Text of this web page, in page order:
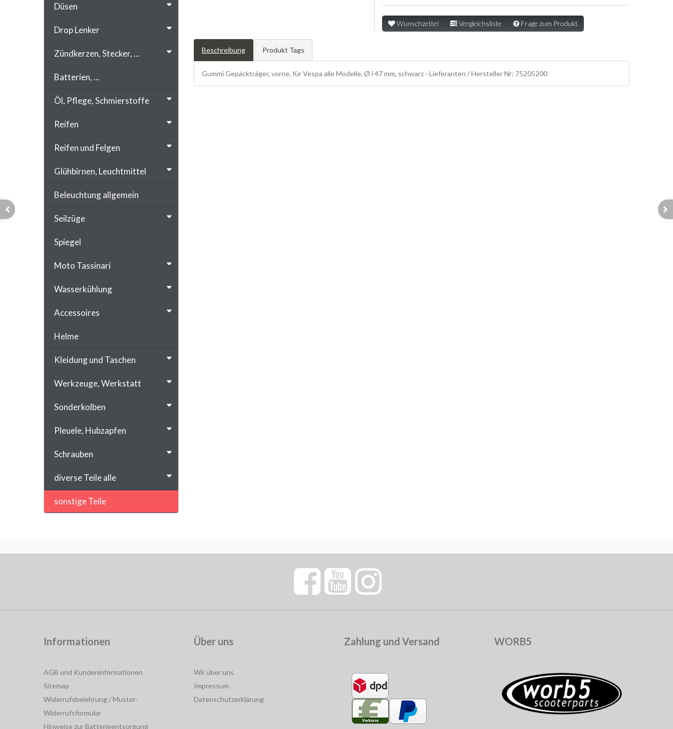
Wunschzettel Vergleichsliste Frage zum Produkt
Beschreibung Produkt Tags
Gummi Gepäckträger, vorne, für Vespa alle Modelle, Ø i 47 mm, schwarz - Lieferanten / Hersteller Nr: 75205200
Düsen
Drop Lenker
Zündkerzen, Stecker, ...
Batterien, ...
Öl, Pflege, Schmierstoffe
Reifen
Reifen und Felgen
Glühbirnen, Leuchtmittel
Beleuchtung allgemein
Seilzüge
Spiegel
Moto Tassinari
Wasserkühlung
Accessoires
Helme
Kleidung und Taschen
Werkzeuge, Werkstatt
Sonderkolben
Pleuele, Hubzapfen
Schrauben
diverse Teile alle
sonstige Teile
Informationen
AGB und Kundeninformationen
Sitemap
Widerrufsbelehrung / Muster-
Widerrufsformular
Hinweise zur Batterieentsorgung
Über uns
Wir über uns
Impressum
Datenschutzerklärung
Zahlung und Versand WORB5